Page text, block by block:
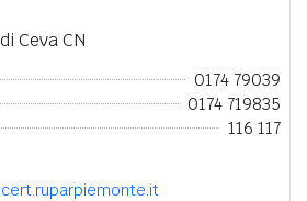
Ceva CN
0174 79039
0174 719835
116 117